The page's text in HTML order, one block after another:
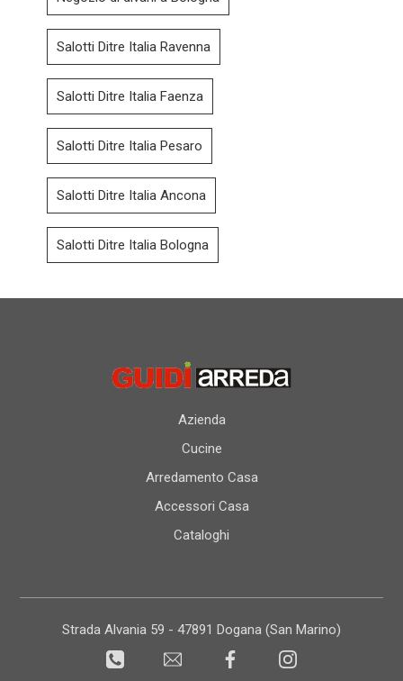
Salotti Ditre Italia Ravenna
Salotti Ditre Italia Faenza
Salotti Ditre Italia Pesaro
Salotti Ditre Italia Ancona
Salotti Ditre Italia Bologna
Azienda
Cucine
Arredamento Casa
Accessori Casa
Cataloghi
Strada Alvania 59 - 47891 Dogana (San Marino)